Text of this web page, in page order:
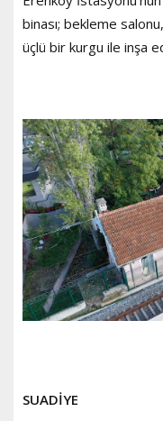
binası; bekleme
üçlü bir kurgu ile inşa
SUADİYE